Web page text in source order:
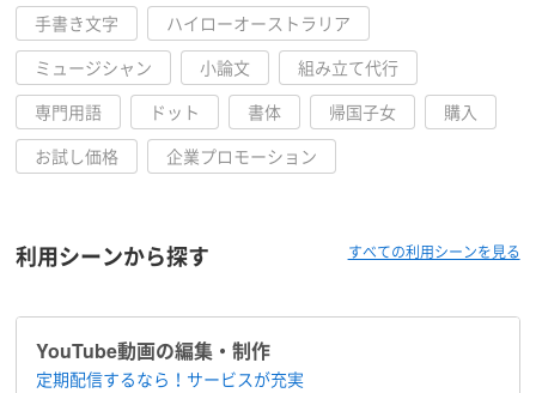
手書き文字
ハイローオーストラリア
ミュージシャン
小論文
組み立て代行
専門用語
ドット 書体 帰国子女
購入
お試し価格
企業プロモーション
利用シーンから探す すべての利用シーンを見る
YouTube動画の編集・制作
定期配信するなら！​サービスが充実